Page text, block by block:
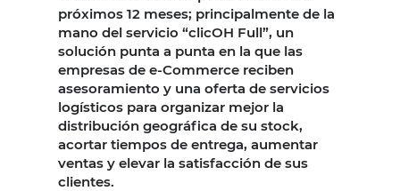
próximos 12 meses; principalmente de la
mano del servicio “clicOH Full”, un
solución punta a punta en la que las
empresas de e-Commerce reciben
asesoramiento y una oferta de servicios
logísticos para organizar mejor la
distribución geográfica de su stock,
acortar tiempos de entrega, aumentar
ventas y elevar la satisfacción de sus
clientes.